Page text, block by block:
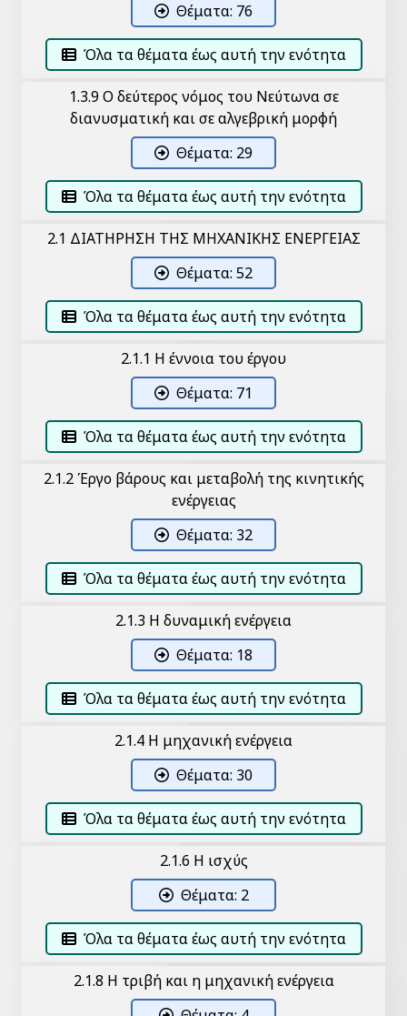
Θέματα: 76
Όλα τα θέματα έως αυτή την ενότητα
1.3.9 Ο δεύτερος νόμος του Νεύτωνα σε
διανυσματική και σε αλγεβρική μορφή
Θέματα: 29
Όλα τα θέματα έως αυτή την ενότητα
2.1 ΔΙΑΤΗΡΗΣΗ ΤΗΣ ΜΗΧΑΝΙΚΗΣ ΕΝΕΡΓΕΙΑΣ
Θέματα: 52
Όλα τα θέματα έως αυτή την ενότητα
2.1.1 Η έννοια του έργου
Θέματα: 71
Όλα τα θέματα έως αυτή την ενότητα
2.1.2 Έργο βάρους και μεταβολή της κινητικής
ενέργειας
Θέματα: 32
Όλα τα θέματα έως αυτή την ενότητα
2.1.3 Η δυναμική ενέργεια
Θέματα: 18
Όλα τα θέματα έως αυτή την ενότητα
2.1.4 Η μηχανική ενέργεια
Θέματα: 30
Όλα τα θέματα έως αυτή την ενότητα
2.1.6 Η ισχύς
Θέματα: 2
Όλα τα θέματα έως αυτή την ενότητα
2.1.8 Η τριβή και η μηχανική ενέργεια